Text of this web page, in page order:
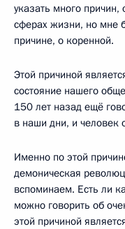
указать много
сферах жизни, но мне
причине, о коренной.
Этой причиной
состояние нашего
150 лет назад ещё
в наши дни, и человек
Именно по этой
демоническая
вспоминаем. Есть ли
можно говорить об
этой причиной